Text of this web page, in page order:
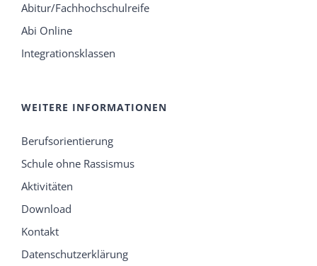
Abitur/Fachhochschulreife
Abi Online
Integrationsklassen
WEITERE INFORMATIONEN
Berufsorientierung
Schule ohne Rassismus
Aktivitäten
Download
Kontakt
Datenschutzerklärung